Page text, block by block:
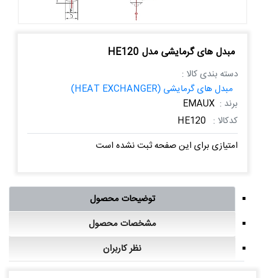
مبدل های گرمایشی مدل HE120
دسته بندی کالا :
مبدل های گرمایشی (HEAT EXCHANGER)
برند : EMAUX
کدکالا : HE120
امتیازی برای این صفحه ثبت نشده است
توضیحات محصول
مشخصات محصول
نظر کاربران